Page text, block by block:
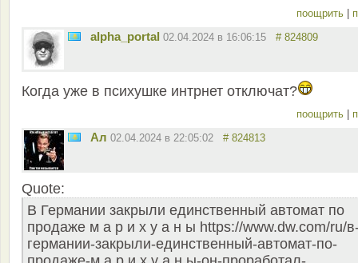
поощрить
alpha_portal 02.04.2024 в 16:06:15 # 824809
Когда уже в психушке интрнет отключат?
поощрить
Ал 02.04.2024 в 22:05:02 # 824813
Quote:
В Германии закрыли единственный автомат по
продаже м а р и х у а н ы https://www.dw.com/ru/
германии-закрыли-единственный-автомат-по-